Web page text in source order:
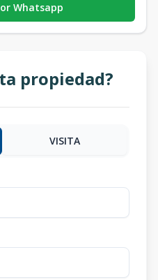
Whatsapp
propiedad?
VISITA